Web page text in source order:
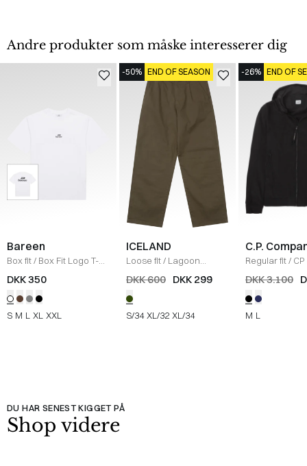
Andre produkter som måske interesserer dig
Bareen
Box fit/ Box Fit Logo T-
shirt /WHITE
DKK 350
S M L XL XXL
-50% END OF SEASON
ICELAND
Loose fit/ Lagoon
Bukser / OLIVE
DKK 600 DKK 299
S/34 XL/32 XL/34
-26% END OF
C.P.
Regular fit/
Jakke
SORT
DKK 3.100
M L
DU HAR SENEST KIGGET PÅ
Shop videre